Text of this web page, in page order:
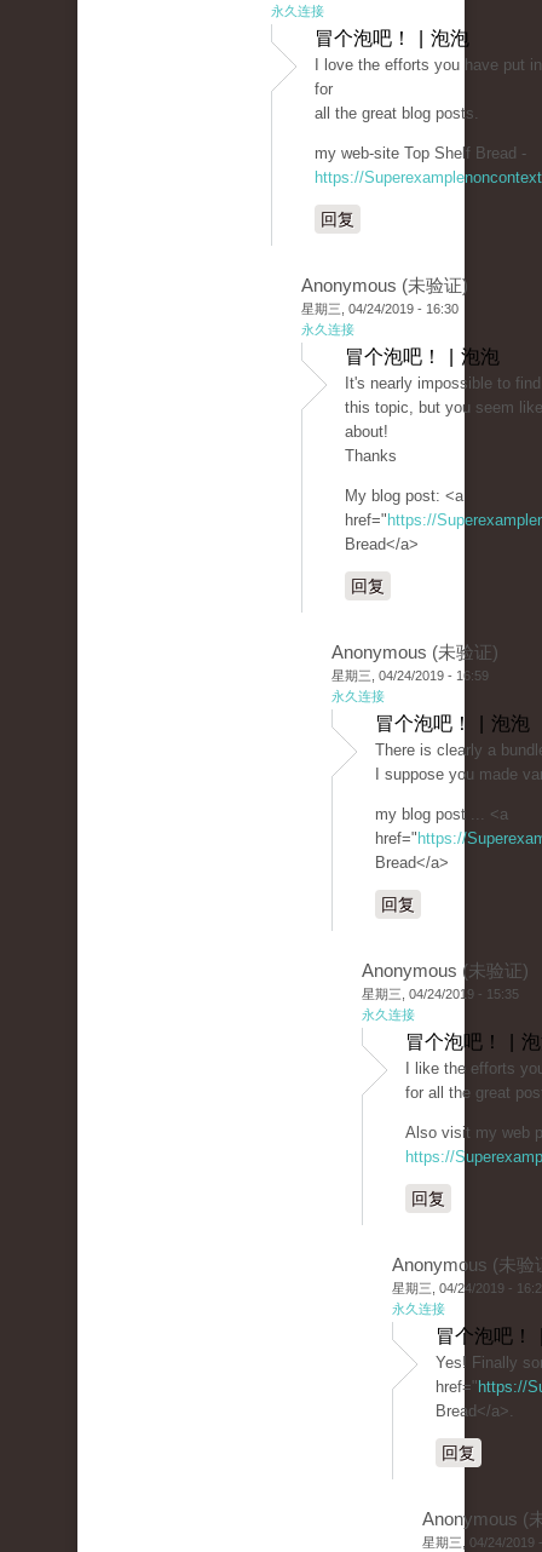
永久连接
冒个泡吧！ | 泡泡
I love the efforts you have put
for
all the great blog posts.
my web-site Top Shelf Bread -
https://
回复
Anonymous (未验证)
星期三, 04/24/2019 - 16:30
永久连接
冒个泡吧！ | 泡泡
It's nearly impossible to
this topic, but you seem
about!
Thanks
My blog post: <a
href=" https://
Bread</a>
回复
Anonymous (未验证)
星期三, 04/24/2019 - 16:59
永久连接
冒个泡吧！ | 泡泡
There is clearly a
I suppose you made
my blog post ... <a
href=" https://
Bread</a>
回复
Anonymous (未验证)
星期三, 04/24/2019 - 15:35
永久连接
冒个泡吧！ |
I like the efforts
for all the great
Also visit my web
https://
回复
Anonymous (未验
星期三, 04/24/2019 -
永久连接
冒个泡吧！
Yes! Finally
href=" https://
Bread</a>.
回复
Anonymous (
星期三, 04/24/2019